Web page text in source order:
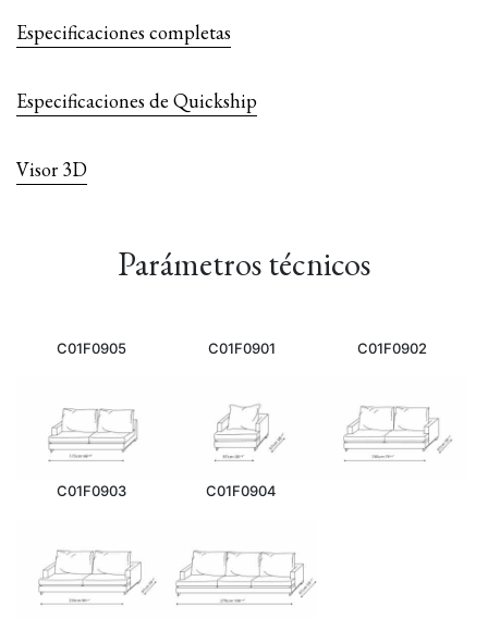
Especificaciones completas
Especificaciones de Quickship
Visor 3D
Parámetros técnicos
C01F0905 C01F0901 C01F0902
C01F0903 C01F0904